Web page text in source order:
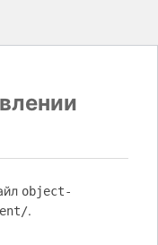
object-
.